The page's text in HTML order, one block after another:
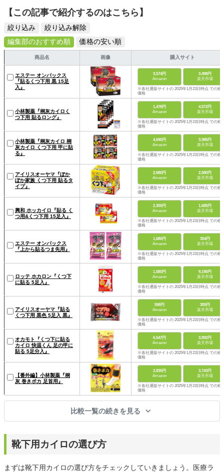
【この記事で紹介するのはこちら】
絞り込み
絞り込み解除
編集部のおすすめ順
価格の安い順
商品名 画像 購入サイト
エステー オンパックス
『貼るくつ下用 黒 15足
入』
3,574円
Amazon
3,498円
楽天市場
※各社通販サイトの 2025年1月23日時点 での税
価格
小林製薬『桐灰カイロく
つ下用 貼るロング』
1,478円
Amazon
4,572円
楽天市場
※各社通販サイトの 2025年1月23日時点 での税
価格
小林製薬『桐灰カイロ 桐
灰カイロ くつ下用 甲に貼
る』
4,690円
Amazon
3,985円
楽天市場
※各社通販サイトの 2025年1月23日時点 での税
価格
アイリスオーヤマ『ぽか
ぽか家族 くつ下用 貼るタ
イプ』
2,680円
Amazon
2,580円
楽天市場
※各社通販サイトの 2025年1月23日時点 での税
価格
興和 ホッカイロ『貼る く
つ用&くつ下用 15足入』
2,300円
Amazon
1,685円
楽天市場
※各社通販サイトの 2025年1月23日時点 での税
価格
エステー オンパックス
『上から貼るつま先用』
1,680円
Amazon
354円
楽天市場
※各社通販サイトの 2025年1月23日時点 での税
価格
ロッテ ホカロン『くつ下
に貼る 5足入』
1,580円
Amazon
9,195円
楽天市場
※各社通販サイトの 2025年1月23日時点 での税
価格
アイリスオーヤマ『貼る
くつ下用 黒色 5足入 黒』
598円
Amazon
305円
楽天市場
※各社通販サイトの 2025年1月23日時点 での税
価格
オカモト『くつ下に貼る
カイロ 快温くん 足の甲に
貼る 5足分入』
6,547円
Amazon
3,892円
楽天市場
※各社通販サイトの 2025年1月23日時点 での税
価格
【番外編】小林製薬『桐
灰 巻きポカ 足首用』
2,835円
Amazon
3,743円
楽天市場
※各社通販サイトの 2025年1月23日時点 での税
価格
比較一覧の続きを見る
靴下用カイロの選び方
まずは靴下用カイロの選び方をチェックしていきましょう。医療ラ